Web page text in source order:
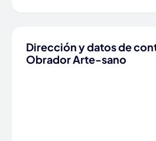
Dirección y datos de
Obrador Arte-sano